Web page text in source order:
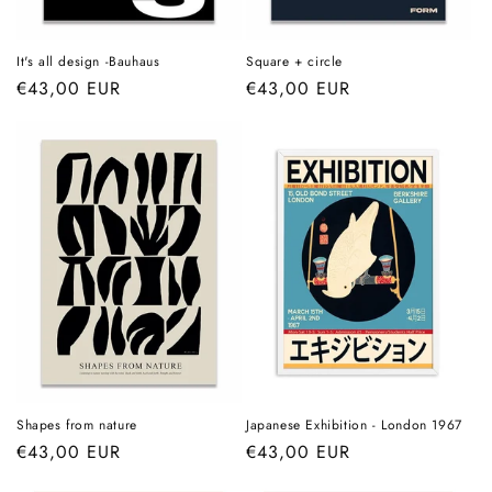
It's all design -Bauhaus
Prix
€43,00 EUR
Square + circle
Prix
€43,00 EUR
Shapes from nature
Prix
€43,00 EUR
Japanese Exhibition - London 1967
Prix
€43,00 EUR